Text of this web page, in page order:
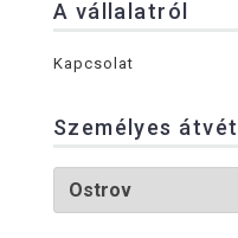
A vállalatról
Kapcsolat
Személyes